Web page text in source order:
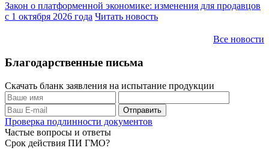
Закон о платформенной экономике: изменения для продавцов
с 1 октября 2026 года Читать новость
Все новости
Благодарственные письма
Скачать бланк заявления на испытание продукции
Проверка подлинности документов
Частые вопросы и ответы
Срок действия ПИ ГМО?